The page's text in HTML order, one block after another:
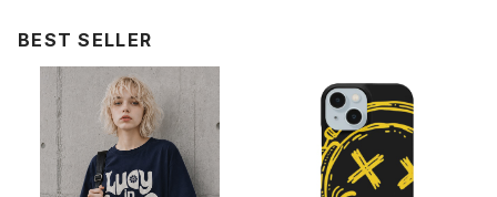
BEST SELLER